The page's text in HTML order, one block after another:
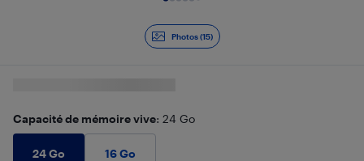
Photos (15)
Capacité de mémoire vive: 24 Go
24 Go 16 Go